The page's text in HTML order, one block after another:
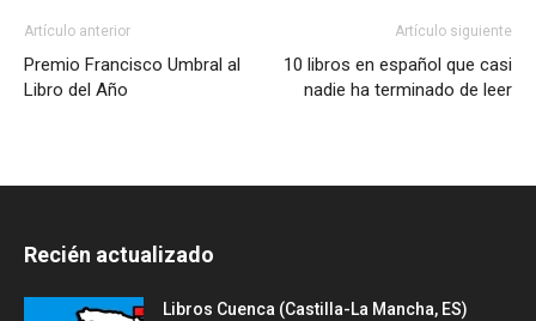
Artículo anterior
Premio Francisco Umbral al
Libro del Año
Artículo siguiente
10 libros en español que casi
nadie ha terminado de leer
Recién actualizado
Libros Cuenca (Castilla-La Mancha, ES)